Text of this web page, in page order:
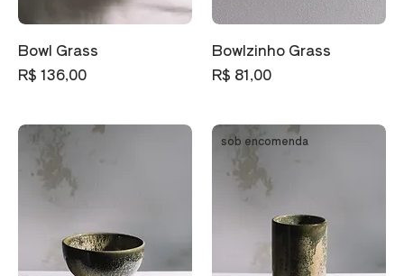
Bowl Grass
Preço
R$ 136,00
Bowlzinho Grass
Preço
R$ 81,00
sob encomenda